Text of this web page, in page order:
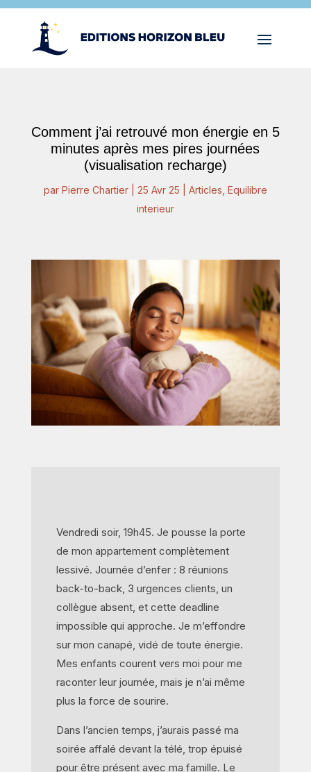
Comment j’ai retrouvé mon énergie en 5
minutes après mes pires journées
(visualisation recharge)
par Pierre Chartier| 25 Avr 25 Articles Equilibre
interieur
Vendredi soir, 19h45. Je pousse la porte
de mon appartement complètement
lessivé. Journée d’enfer : 8 réunions
back-to-back, 3 urgences clients, un
collègue absent, et cette deadline
impossible qui approche. Je m’effondre
sur mon canapé, vidé de toute énergie.
Mes enfants courent vers moi pour me
raconter leur journée, mais je n’ai même
plus la force de sourire.
Dans l’ancien temps, j’aurais passé ma
soirée affalé devant la télé, trop épuisé
pour être présent avec ma famille. Le